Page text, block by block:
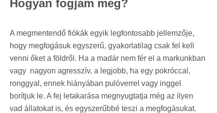
Hogyan fogjam meg?
A megmentendő fiókák egyik legfontosabb jellemzője,
hogy megfogásuk egyszerű, gyakorlatilag csak fel kell
venni őket a földről. Ha a madár nem fér el a markunkban
vagy nagyon agresszív, a legjobb, ha egy pokróccal,
ronggyal, ennek hiányában pulóverrel vagy inggel
borítjuk le. A fej letakarása megnyugtatja még az ilyen
vad állatokat is, és egyszerűbbé teszi a megfogásukat.